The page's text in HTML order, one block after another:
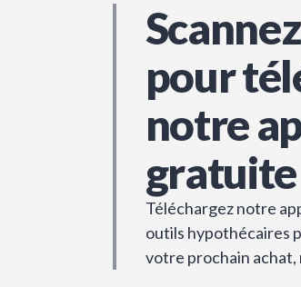
pour
notre
gratuite
Téléchargez notre
outils hypothécaires
votre prochain